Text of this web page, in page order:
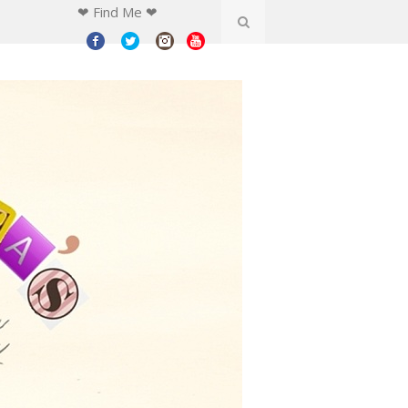
❤ Find Me ❤